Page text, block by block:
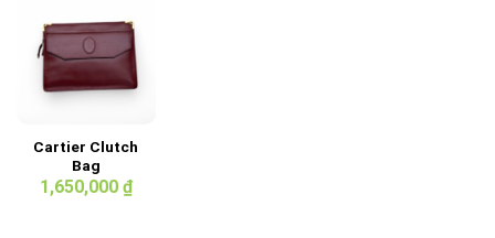
Cartier Clutch
Bag
1,650,000 ₫